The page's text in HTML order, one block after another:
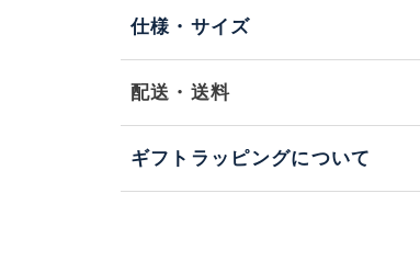
仕様・サイズ
配送・送料
ギフトラッピングについて